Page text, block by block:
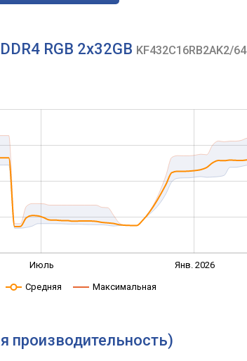
RGB 2x32GB KF432C16RB2AK2/64
Июль Янв. 2026
Средняя Максимальная
производительность)